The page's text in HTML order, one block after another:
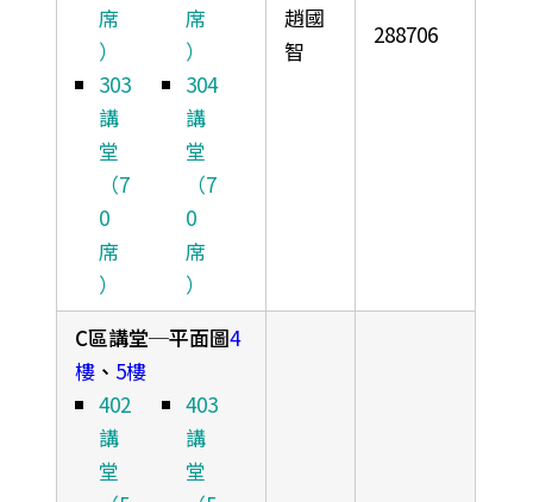
席
）
303
講
堂
（7
0
席
）
席
）
304
講
堂
（7
0
席
）
趙國
智
288706
C區講堂─平面圖4
樓 、 5樓
402
講
堂
403
講
堂